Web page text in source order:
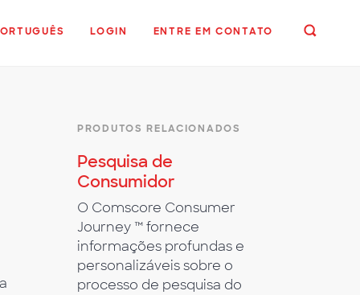
LOGIN ENTRE EM CONTATO
PRODUTOS RELACIONADOS
Pesquisa de
Consumidor
O Comscore Consumer
Journey ™ fornece
informações profundas e
personalizáveis sobre o
processo de pesquisa do